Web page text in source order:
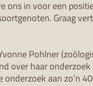
ons in voor een
Graag
Pohlner
over haar
onderzoek aan zo’n